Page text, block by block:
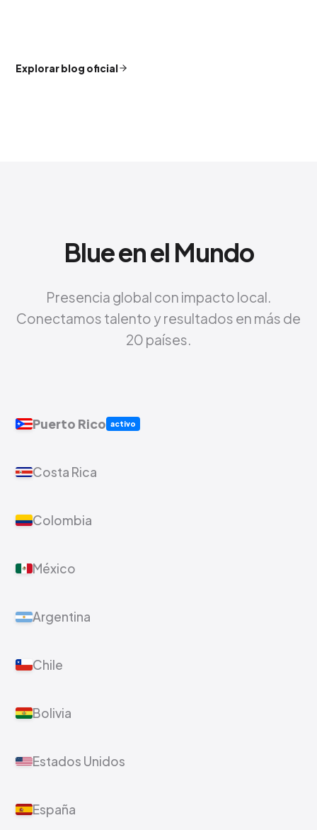
Explorar blog oficial
Blue en el Mundo
Presencia global con impacto local.
Conectamos talento y resultados en más de
20 países.
Puerto Rico activo
Costa Rica
Colombia
México
Argentina
Chile
Bolivia
Estados Unidos
España